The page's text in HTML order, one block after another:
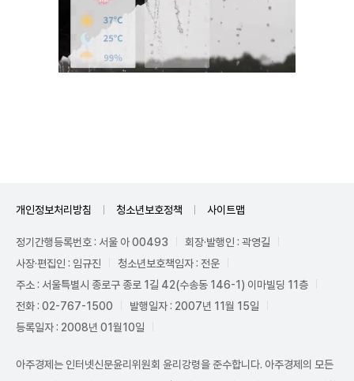
개인정보처리방침 청소년보호정책 사이트맵
정기간행등록번호 : 서울 아 00493
회장·발행인 : 곽영길
사장·편집인 : 임규진
청소년보호책임자 : 전운
주소 : 서울특별시 종로구 종로 1길 42(수송동 146-1) 이마빌딩 11층
전화 : 02-767-1500
발행일자 : 2007년 11월 15일
등록일자 : 2008년 01월10일
아주경제는 인터넷신문윤리위원회 윤리강령을 준수합니다. 아주경제의 모든